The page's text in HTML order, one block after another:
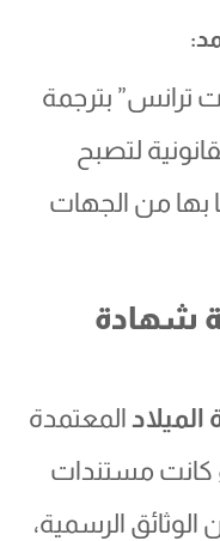
بترجمة
لتصبح
من الجهات
شهادة
المعتمدة
كانت مستندات
الوثائق الرسمية،